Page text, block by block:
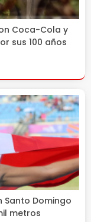
Coca-Cola y
sus 100 años
Domingo
metros